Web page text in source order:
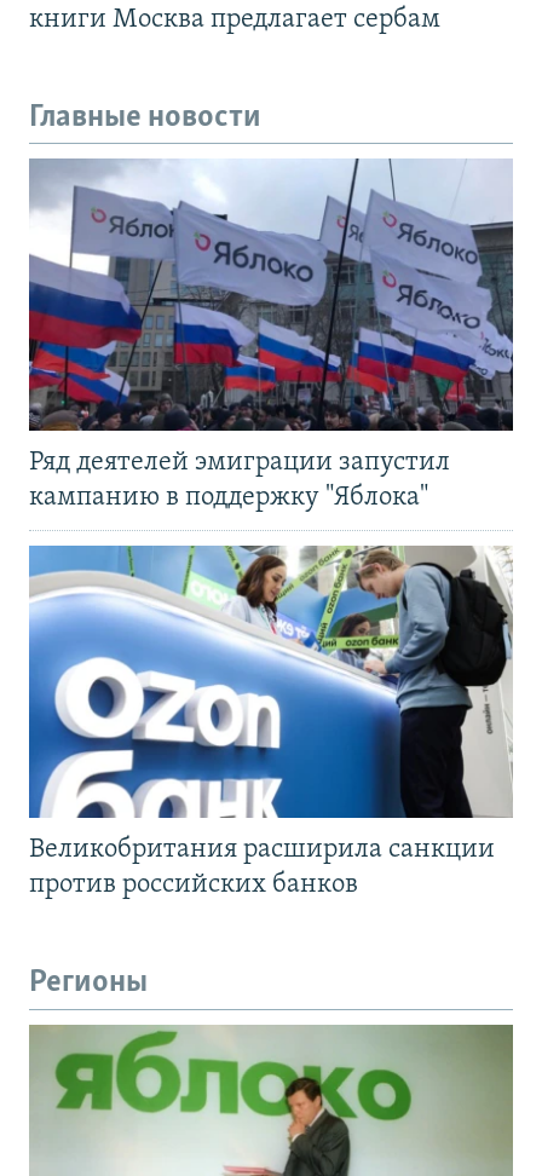
книги Москва предлагает сербам
Главные новости
Ряд деятелей эмиграции запустил
кампанию в поддержку "Яблока"
Великобритания расширила санкции
против российских банков
Регионы